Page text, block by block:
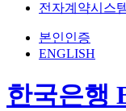
전자계약시스
본인인증
ENGLISH
한국은행